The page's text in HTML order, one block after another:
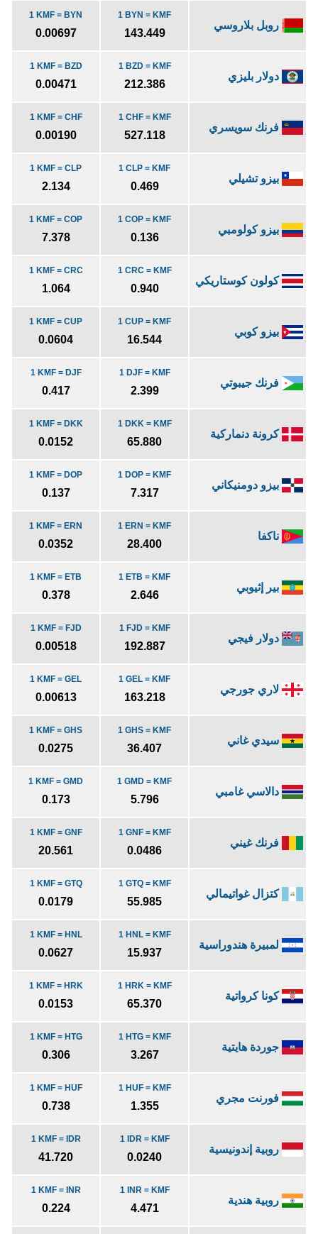
روبل بلاروسي
1 BYN = KMF
143.449
1 KMF = BYN
0.00697
دولار بليزي
1 BZD = KMF
212.386
1 KMF = BZD
0.00471
فرنك سويسري
1 CHF = KMF
527.118
1 KMF = CHF
0.00190
بيزو تشيلي
1 CLP = KMF
0.469
1 KMF = CLP
2.134
بيزو كولومبي
1 COP = KMF
0.136
1 KMF = COP
7.378
كولون كوستاريكي
1 CRC = KMF
0.940
1 KMF = CRC
1.064
بيزو كوبي
1 CUP = KMF
16.544
1 KMF = CUP
0.0604
فرنك جيبوتي
1 DJF = KMF
2.399
1 KMF = DJF
0.417
كرونة دنماركية
1 DKK = KMF
65.880
1 KMF = DKK
0.0152
بيزو دومنيكاني
1 DOP = KMF
7.317
1 KMF = DOP
0.137
ناكفا
1 ERN = KMF
28.400
1 KMF = ERN
0.0352
بير إثيوبي
1 ETB = KMF
2.646
1 KMF = ETB
0.378
دولار فيجي
1 FJD = KMF
192.887
1 KMF = FJD
0.00518
لاري جورجي
1 GEL = KMF
163.218
1 KMF = GEL
0.00613
سيدي غاني
1 GHS = KMF
36.407
1 KMF = GHS
0.0275
دالاسي غامبي
1 GMD = KMF
5.796
1 KMF = GMD
0.173
فرنك غيني
1 GNF = KMF
0.0486
1 KMF = GNF
20.561
كتزال غواتيمالي
1 GTQ = KMF
55.985
1 KMF = GTQ
0.0179
لمبيرة هندوراسية
1 HNL = KMF
15.937
1 KMF = HNL
0.0627
كونا كرواتية
1 HRK = KMF
65.370
1 KMF = HRK
0.0153
جوردة هايتية
1 HTG = KMF
3.267
1 KMF = HTG
0.306
فورنت مجري
1 HUF = KMF
1.355
1 KMF = HUF
0.738
روبية إندونيسية
1 IDR = KMF
0.0240
1 KMF = IDR
41.720
روبية هندية
1 INR = KMF
4.471
1 KMF = INR
0.224